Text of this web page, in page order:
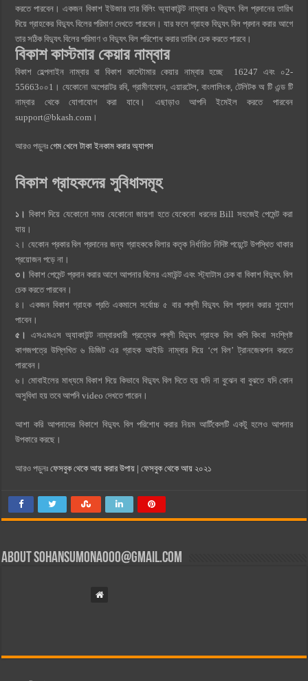
করতে পারবেন। একজন বিকাশ ইউজার তার বিলিং অ্যাকাউন্ট নাম্বার ও বিদ্যুৎ বিল প্রদানের তারিখ
দিয়ে গ্রাহকের বিদ্যুৎ বিলের পরিমাণ দেখতে পারবেন। যার ফলে গ্রাহক বিদ্যুৎ বিল প্রদান করার আগে
তার সঠিক বিদ্যুৎ বিলের পরিমাণ ও বিদ্যুৎ বিল পরিশোধ করার তারিখ চেক করতে পারবে।
বিকাশ কাস্টমার কেয়ার নাম্বার
বিকাশ হেল্পলাইন নাম্বার বা বিকাশ কাস্টোমার কেয়ার নাম্বার হচ্ছে 16247 এবং ০2-
55663০০1। যেকোনো অপেরাটর রবি, গ্রামীণফোন, এয়ারটেল, বাংলালিংক, টেলিটক অ টি এন্ড টি
নাম্বার থেকে যোগাযোগ করা যাবে। এছাড়াও আপনি ইমেইল করতে পারবেন
support@bkash.com ।
আরও পড়ুনঃগেম খেলে টাকা ইনকাম করার অ্যাপস
বিকাশ গ্রাহকদের সুবিধাসমূহ
১। বিকাশ দিয়ে যেকোনো সময় যেকোনো জায়গা হতে যেকেনো ধরনের Bill সহজেই পেমেন্ট করা
যায়।
২। যেকোন প্রকার বিল প্রদানের জন্য গ্রাহককে বিলার কতৃক নির্ধারিত নিদিষ্ট পয়েন্টে উপস্থিত থাকার
প্রয়োজন পড়ে না।
৩। বিকাশ পেমেন্ট প্রদান করার আগে আপনার বিলের এমাউন্ট এবং স্ট্যাটাস চেক বা বিকাশ বিদ্যুৎ বিল
চেক করতে পারবেন।
৪। একজন বিকাশ গ্রাহক প্রতি একমাসে সর্বোচ্চ ৫ বার পল্লী বিদ্যুৎ বিল প্রদান করার সুযোগ
পাবেন।
৫। এসএমএস অ্যাকাউন্ট নাম্বারধারী প্রত্যেক পল্লী বিদ্যুৎ গ্রাহক বিল কপি কিংবা সংশ্লিষ্ট
কাগজপত্রে উল্লিখিত ৬ ডিজিট এর গ্রাহক আইডি নাম্বার দিয়ে ‘পে বিল’ ট্রানজেকশন করতে
পারবেন।
৬। মোবাইলের মাধ্যমে বিকাশ ‍দিয়ে কিভাবে বিদ্যুৎ বিল দিতে হয় যদি না বুঝেন বা বুঝতে যদি কোন
অসুবিধা হয় তবে আপনি video দেখতে পারেন।
আশা করি আপনাদের বিকাশে বিদ্যুৎ বিল পরিশোধ করার নিয়ম আর্টিকেলটি একটু হলেও আপনার
উপকারে করছে।
আরও পড়ুনঃফেসবুক থেকে আয় করার উপায় | ফেসবুক থেকে আয় ২০২১
Aboutsohansumona000@gmail.com